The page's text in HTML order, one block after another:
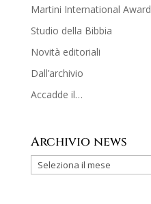
Martini International Award
Studio della Bibbia
Novità editoriali
Dall’archivio
Accadde il…
Archivio news